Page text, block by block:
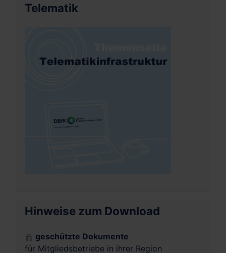
Telematik
Hinweise zum Download
geschützte Dokumente
für Mitgliedsbetriebe in ihrer Region